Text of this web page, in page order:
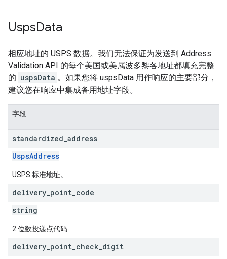
UspsData
相应地址的 USPS 数据。我们无法保证为发送到 Address
Validation API 的每个美国或美属波多黎各地址都填充完整
的 uspsData 。如果您将 uspsData 用作响应的主要部分，
建议您在响应中集成备用地址字段。
字段
standardized address
UspsAddress
USPS 标准地址。
delivery point code
string
2 位数投递点代码
delivery point check digit